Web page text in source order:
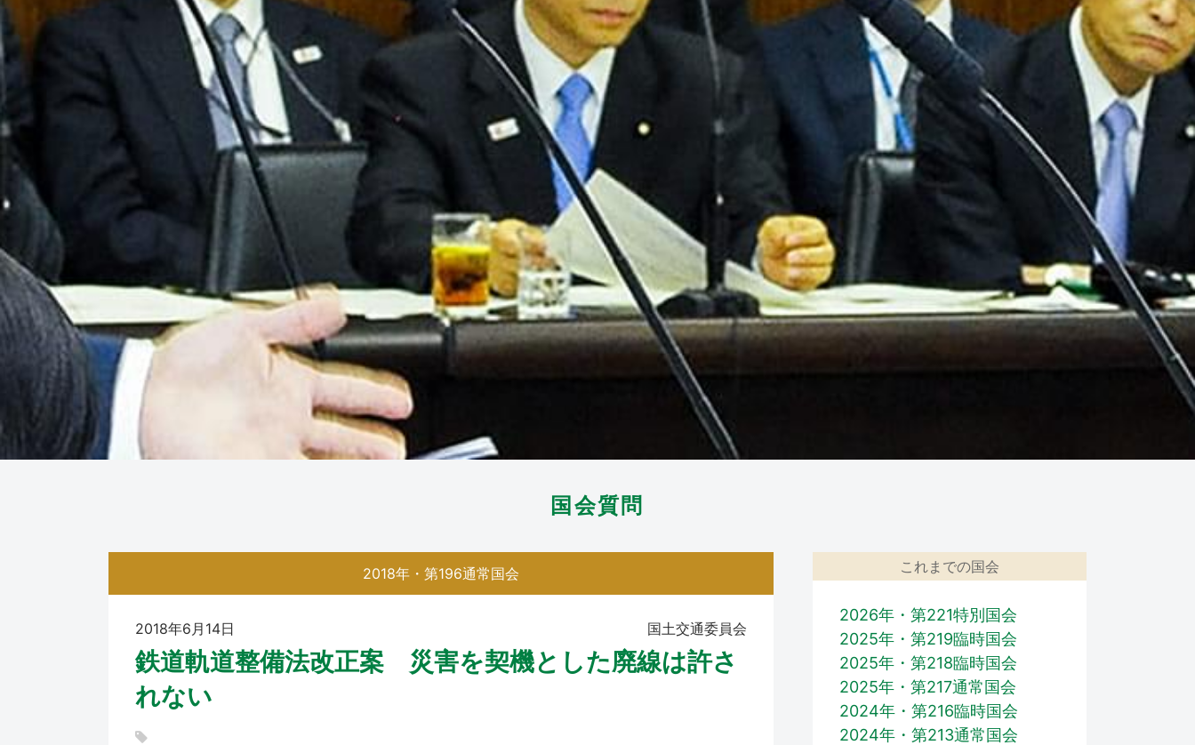
国会質問
2018年・第196通常国会
2018年6月14日 国土交通委員会
鉄道軌道整備法改正案 災害を契機とした廃線は許さ
れない
これまでの国会
2026年・第221特別国会
2025年・第219臨時国会
2025年・第218臨時国会
2025年・第217通常国会
2024年・第216臨時国会
2024年・第213通常国会